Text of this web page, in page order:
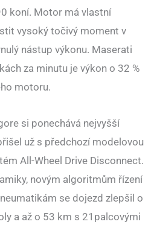
koní. Motor má vlastní
vysoký točivý moment v
nástup výkonu. Maserati
za minutu je výkon o 32 %
motoru.
si ponechává nejvyšší
už s předchozí modelovou
All-Wheel Drive Disconnect.
novým algoritmům řízení
se dojezd zlepšil o
a až o 53 km s 21palcovými